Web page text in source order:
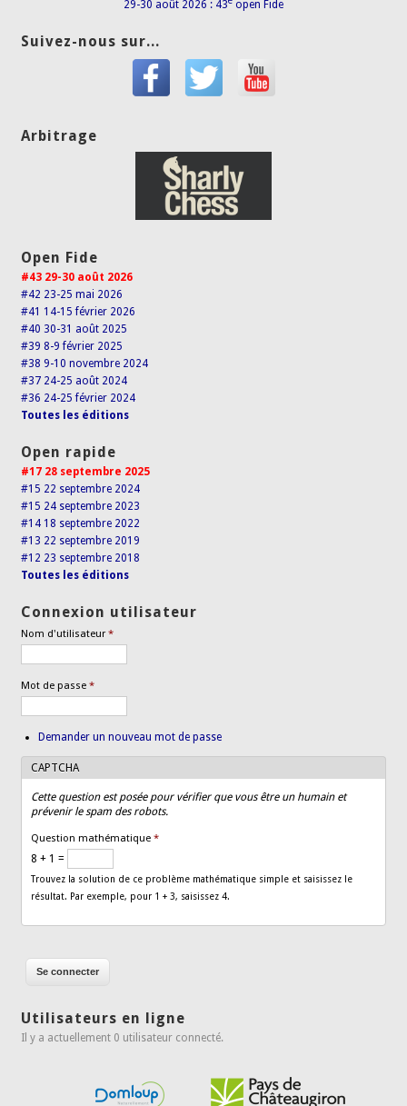
29-30 août 2026 : 43 open Fide
Suivez-nous sur...
Arbitrage
Open Fide
#43 29-30 août 2026
#42 23-25 mai 2026
#41 14-15 février 2026
#40 30-31 août 2025
#39 8-9 février 2025
#38 9-10 novembre 2024
#37 24-25 août 2024
#36 24-25 février 2024
Toutes les éditions
Open rapide
#17 28 septembre 2025
#15 22 septembre 2024
#15 24 septembre 2023
#14 18 septembre 2022
#13 22 septembre 2019
#12 23 septembre 2018
Toutes les éditions
Connexion utilisateur
Nom d'utilisateur*
Mot de passe*
Demander un nouveau mot de passe
CAPTCHA
Cette question est posée pour vérifier que vous être un humain et
prévenir le spam des robots.
Question mathématique*
8 + 1 =
Trouvez la solution de ce problème mathématique simple et saisissez le
résultat. Par exemple, pour 1 + 3, saisissez 4.
Utilisateurs en ligne
Il y a actuellement 0 utilisateur connecté.